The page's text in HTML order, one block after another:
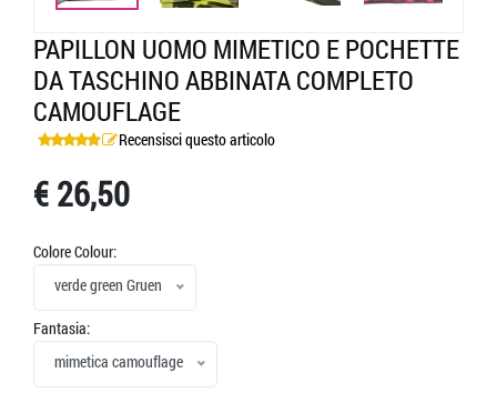
PAPILLON UOMO MIMETICO E POCHETTE
DA TASCHINO ABBINATA COMPLETO
CAMOUFLAGE
Recensisci questo articolo
€ 26,50
Colore Colour:
verde green Gruen
Fantasia:
mimetica camouflage